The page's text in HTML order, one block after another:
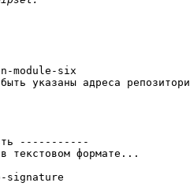
module-six
указаны адреса
-----------
текстовом формате...